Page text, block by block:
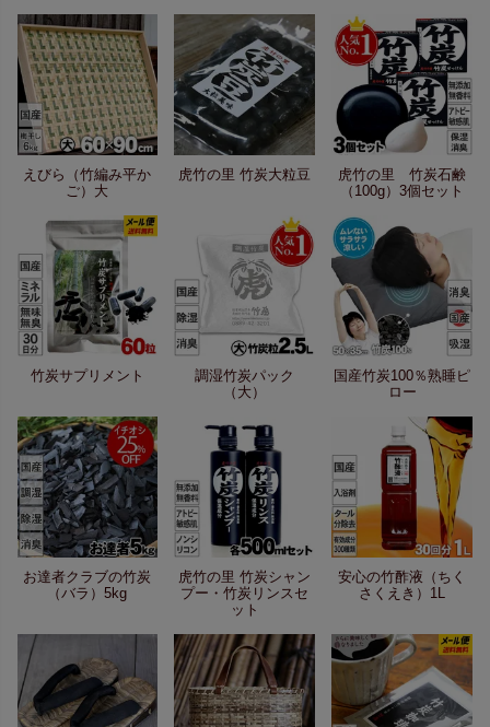
えびら（竹編み平か
ご）大
虎竹の里 竹炭大粒豆
虎竹の里 竹炭石鹸
（100g）3個セット
竹炭サプリメント
調湿竹炭パック
（大）
国産竹炭100％熟睡ピ
ロー
お達者クラブの竹炭
（バラ）5kg
虎竹の里 竹炭シャン
プー・竹炭リンスセ
ット
安心の竹酢液（ちく
さくえき）1L